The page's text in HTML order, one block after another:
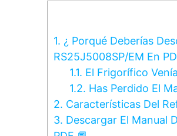
1. ¿ Porqué Deberías
RS25J5008SP/EM En
1.1. El Frigorífico
1.2. Has Perdido El
2. Características Del
3. Descargar El Manual